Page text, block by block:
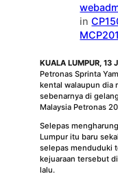
in
KUALA LUMPUR, 13
Petronas Sprinta
kental walaupun dia
sebenarnya di
Malaysia Petronas
Selepas
Lumpur itu baru
selepas menduduki
kejuaraan tersebut
lalu.